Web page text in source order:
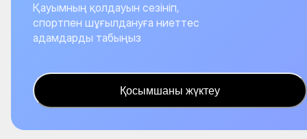
Қауымның қолдауын сезініп,
спортпен шұғылдануға ниеттес
адамдарды табыңыз
Қосымшаны жүктеу